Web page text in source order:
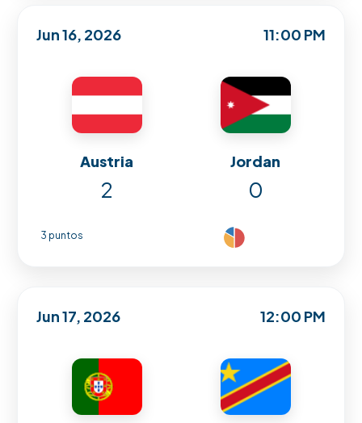
Jun 16, 2026 11:00 PM
Austria Jordan
2 0
3 puntos
Jun 17, 2026 12:00 PM